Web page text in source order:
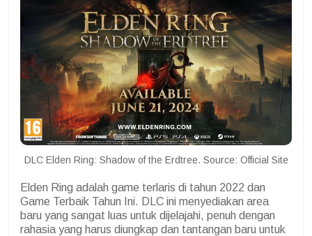
DLC Elden Ring: Shadow of the Erdtree. Source: Official Site
Elden Ring adalah game terlaris di tahun 2022 dan
Game Terbaik Tahun Ini. DLC ini menyediakan area
baru yang sangat luas untuk dijelajahi, penuh dengan
rahasia yang harus diungkap dan tantangan baru untuk